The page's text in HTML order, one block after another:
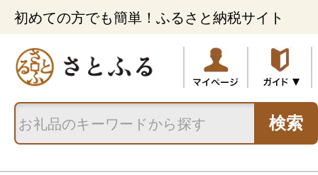
初めての方でも簡単！ふるさと納税サイト
検索